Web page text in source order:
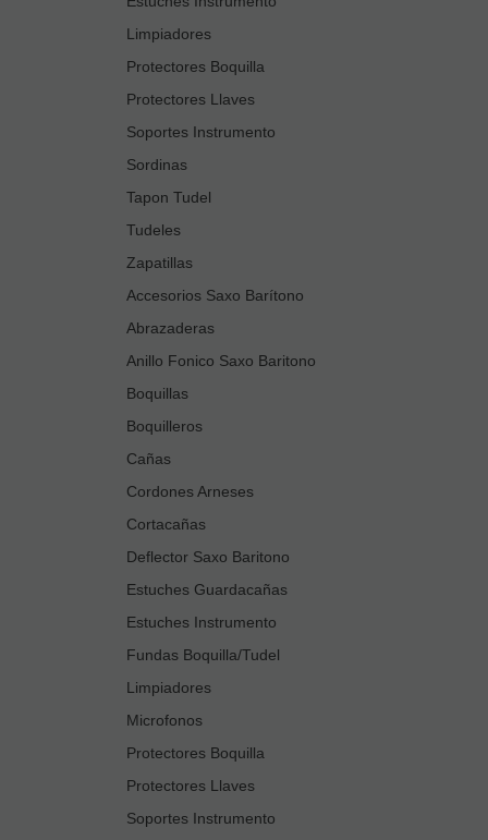
Limpiadores
Protectores Boquilla
Protectores Llaves
Soportes Instrumento
Sordinas
Tapon Tudel
Tudeles
Zapatillas
Accesorios Saxo Barítono
Abrazaderas
Anillo Fonico Saxo Baritono
Boquillas
Boquilleros
Cañas
Cordones Arneses
Cortacañas
Deflector Saxo Baritono
Estuches Guardacañas
Estuches Instrumento
Fundas Boquilla/Tudel
Limpiadores
Microfonos
Protectores Boquilla
Protectores Llaves
Soportes Instrumento